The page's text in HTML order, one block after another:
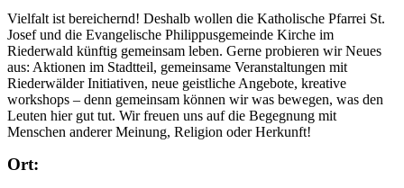
Vielfalt ist bereichernd! Deshalb wollen die Katholische Pfarrei St.
Josef und die Evangelische Philippusgemeinde Kirche im
Riederwald künftig gemeinsam leben. Gerne probieren wir Neues
aus: Aktionen im Stadtteil, gemeinsame Veranstaltungen mit
Riederwälder Initiativen, neue geistliche Angebote, kreative
workshops – denn gemeinsam können wir was bewegen, was den
Leuten hier gut tut. Wir freuen uns auf die Begegnung mit
Menschen anderer Meinung, Religion oder Herkunft!
Ort: